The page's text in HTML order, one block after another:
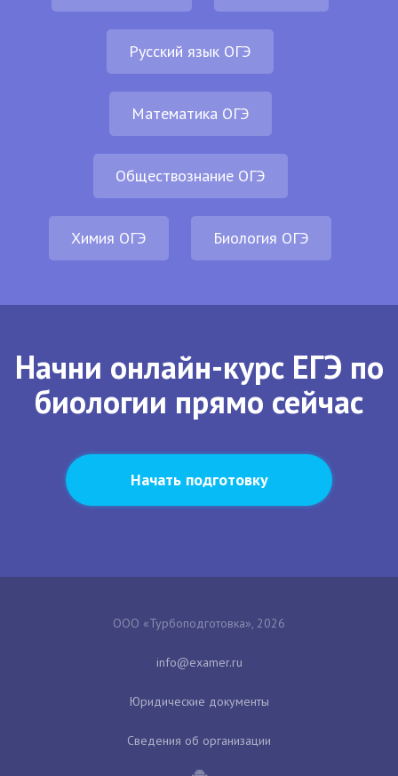
Русский язык ОГЭ
Математика ОГЭ
Обществознание ОГЭ
Химия ОГЭ Биология ОГЭ
Начни онлайн-курс ЕГЭ по
биологии прямо сейчас
Начать подготовку
ООО «Турбоподготовка», 2026
Юридические документы
Сведения об организации